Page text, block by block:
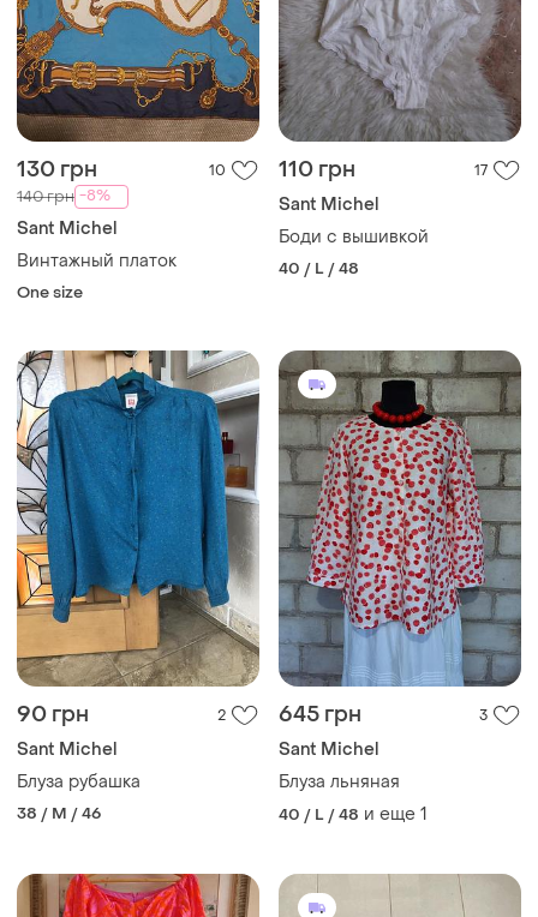
130 грн 10
140 грн -8%
Sant Michel
Винтажный платок
One size
110 грн 17
Sant Michel
Боди с вышивкой
40 / L / 48
90 грн 2
Sant Michel
Блуза рубашка
38 / M / 46
645 грн 3
Sant Michel
Блуза льняная
40 / L / 48 и еще 1